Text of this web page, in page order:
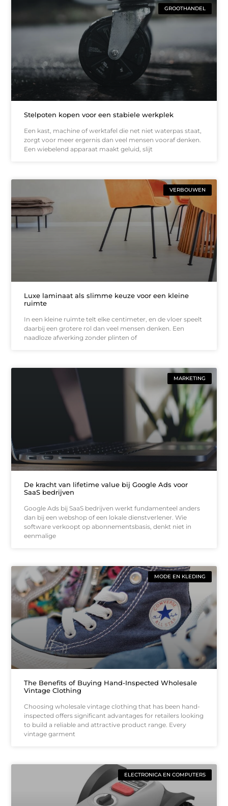
GROOTHANDEL
Stelpoten kopen voor een stabiele werkplek
Een kast, machine of werktafel die net niet waterpas staat,
zorgt voor meer ergernis dan veel mensen vooraf denken.
Een wiebelend apparaat maakt geluid, slijt
VERBOUWEN
Luxe laminaat als slimme keuze voor een kleine
ruimte
In een kleine ruimte telt elke centimeter, en de vloer speelt
daarbij een grotere rol dan veel mensen denken. Een
naadloze afwerking zonder plinten of
MARKETING
De kracht van lifetime value bij Google Ads voor
SaaS bedrijven
Google Ads bij SaaS bedrijven werkt fundamenteel anders
dan bij een webshop of een lokale dienstverlener. Wie
software verkoopt op abonnementsbasis, denkt niet in
eenmalige
MODE EN KLEDING
The Benefits of Buying Hand-Inspected Wholesale
Vintage Clothing
Choosing wholesale vintage clothing that has been hand-
inspected offers significant advantages for retailers looking
to build a reliable and attractive product range. Every
vintage garment
ELECTRONICA EN COMPUTERS